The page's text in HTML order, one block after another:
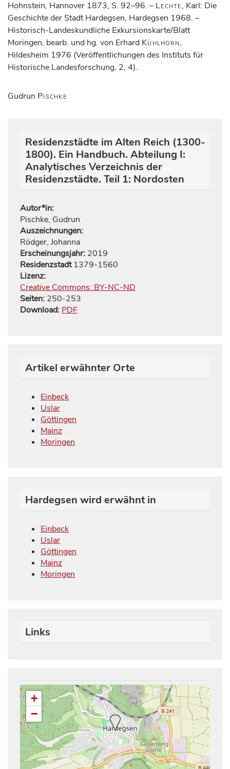
Hohnstein, Hannover 1873, S. 92–96. – Lechte, Karl: Die
Geschichte der Stadt Hardegsen, Hardegsen 1968. –
Historisch-Landeskundliche Exkursionskarte/Blatt
Moringen, bearb. und hg. von Erhard Kühlhorn,
Hildesheim 1976 (Veröffentlichungen des Instituts für
Historische Landesforschung, 2, 4).
Gudrun Pischke
Residenzstädte im Alten Reich (1300-
1800). Ein Handbuch. Abteilung I:
Analytisches Verzeichnis der
Residenzstädte. Teil 1: Nordosten
Autor*in:
Pischke, Gudrun
Auszeichnungen:
Rödger, Johanna
Erscheinungsjahr: 2019
Residenzstadt1379-1560
Lizenz:
Creative Commons: BY-NC-ND
Seiten: 250-253
Download: PDF
Artikel erwähnter Orte
Einbeck
Uslar
Göttingen
Mainz
Moringen
Hardegsen wird erwähnt in
Einbeck
Uslar
Göttingen
Mainz
Moringen
Links
+
−